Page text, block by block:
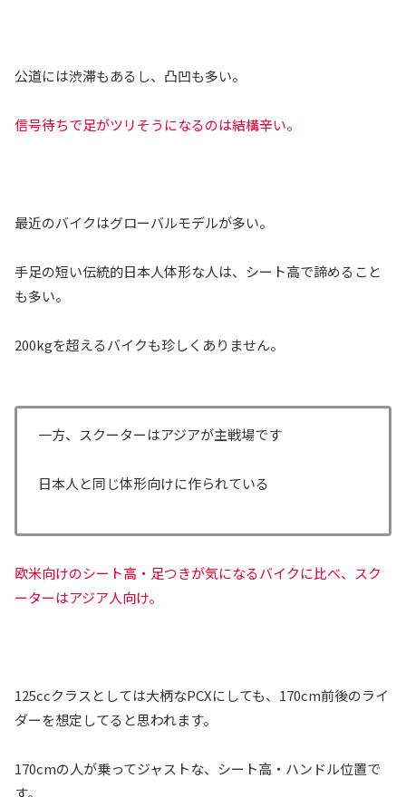
公道には渋滞もあるし、凸凹も多い。
信号待ちで足がツリそうになるのは結構辛い。
最近のバイクはグローバルモデルが多い。
手足の短い伝統的日本人体形な人は、シート高で諦めること
も多い。
200kgを超えるバイクも珍しくありません。
一方、スクーターはアジアが主戦場です
日本人と同じ体形向けに作られている
欧米向けのシート高・足つきが気になるバイクに比べ、スク
ーターはアジア人向け。
125ccクラスとしては大柄なPCXにしても、170cm前後のライ
ダーを想定してると思われます。
170cmの人が乗ってジャストな、シート高・ハンドル位置で
す。